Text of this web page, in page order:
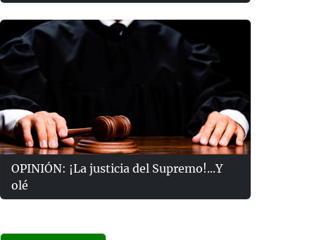
OPINIÓN: ¡La justicia del Supremo!...Y
olé